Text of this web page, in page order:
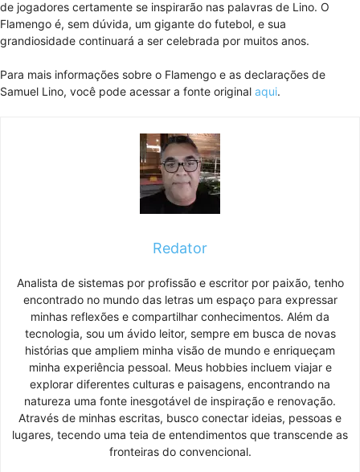
de jogadores certamente se inspirarão nas palavras de Lino. O
Flamengo é, sem dúvida, um gigante do futebol, e sua
grandiosidade continuará a ser celebrada por muitos anos.
Para mais informações sobre o Flamengo e as declarações de
Samuel Lino, você pode acessar a fonte original aqui.
Redator
Analista de sistemas por profissão e escritor por paixão, tenho
encontrado no mundo das letras um espaço para expressar
minhas reflexões e compartilhar conhecimentos. Além da
tecnologia, sou um ávido leitor, sempre em busca de novas
histórias que ampliem minha visão de mundo e enriqueçam
minha experiência pessoal. Meus hobbies incluem viajar e
explorar diferentes culturas e paisagens, encontrando na
natureza uma fonte inesgotável de inspiração e renovação.
Através de minhas escritas, busco conectar ideias, pessoas e
lugares, tecendo uma teia de entendimentos que transcende as
fronteiras do convencional.